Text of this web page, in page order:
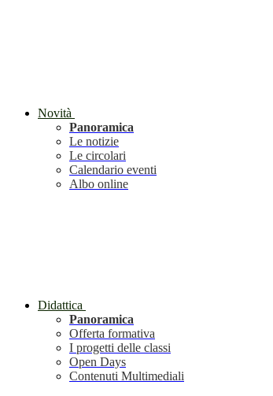
Novità
Panoramica
Le notizie
Le circolari
Calendario eventi
Albo online
Didattica
Panoramica
Offerta formativa
I progetti delle classi
Open Days
Contenuti Multimediali